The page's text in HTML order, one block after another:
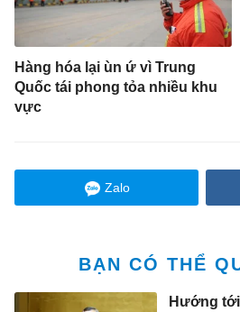
Hàng hóa lại ùn ứ vì Trung
Quốc tái phong tỏa nhiều khu
vực
Zalo
BẠN CÓ THỂ
Hướng